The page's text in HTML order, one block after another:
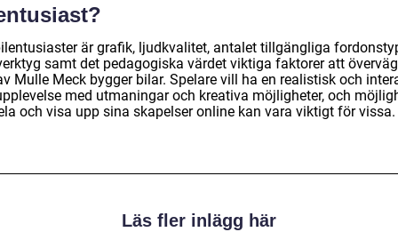
är grafik, ljudkvalitet, antalet tillgängliga
samt det pedagogiska värdet viktiga faktorer att
Mulle Meck bygger bilar. Spelare vill ha en realistisk och
med utmaningar och kreativa möjligheter, och
och visa upp sina skapelser online kan vara viktigt för vissa.
Läs fler inlägg här